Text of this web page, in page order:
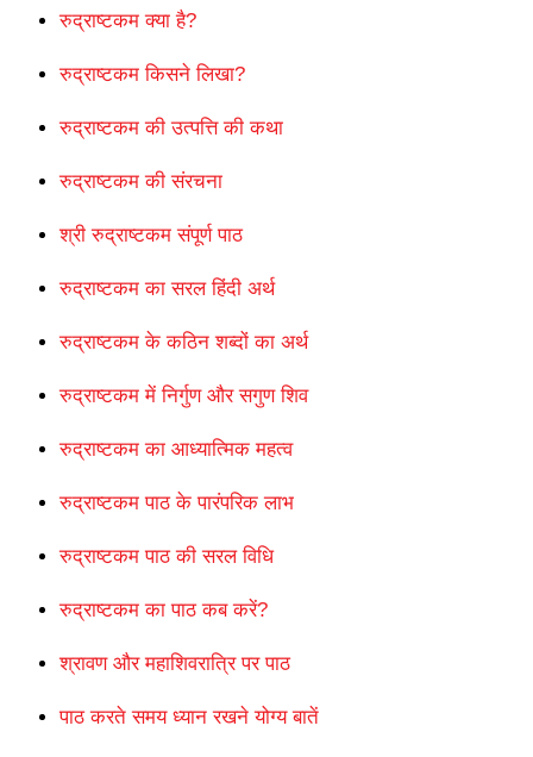
रुद्राष्टकम क्या है?
रुद्राष्टकम किसने लिखा?
रुद्राष्टकम की उत्पत्ति की कथा
रुद्राष्टकम की संरचना
श्री रुद्राष्टकम संपूर्ण पाठ
रुद्राष्टकम का सरल हिंदी अर्थ
रुद्राष्टकम के कठिन शब्दों का अर्थ
रुद्राष्टकम में निर्गुण और सगुण शिव
रुद्राष्टकम का आध्यात्मिक महत्व
रुद्राष्टकम पाठ के पारंपरिक लाभ
रुद्राष्टकम पाठ की सरल विधि
रुद्राष्टकम का पाठ कब करें?
श्रावण और महाशिवरात्रि पर पाठ
पाठ करते समय ध्यान रखने योग्य बातें